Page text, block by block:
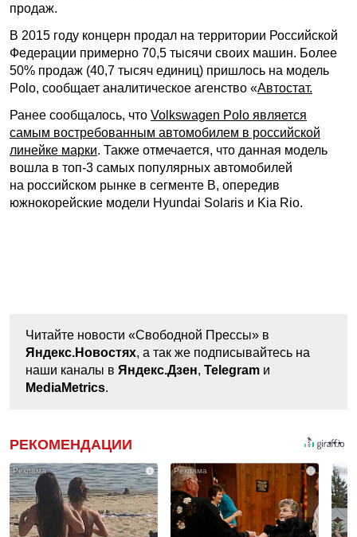
продаж.
В 2015 году концерн продал на территории Российской
Федерации примерно 70,5 тысячи своих машин. Более
50% продаж (40,7 тысяч единиц) пришлось на модель
Polo, сообщает аналитическое агенство «Автостат.
Ранее сообщалось, что Volkswagen Polo является
самым востребованным автомобилем в российской
линейке марки. Также отмечается, что данная модель
вошла в топ-3 самых популярных автомобилей
на российском рынке в сегменте В, опередив
южнокорейские модели Hyundai Solaris и Kia Rio.
Читайте новости «Свободной Прессы» в
Яндекс.Новостях, а так же подписывайтесь на
наши каналы в Яндекс.Дзен, Telegram и
MediaMetrics.
РЕКОМЕНДАЦИИ
i i